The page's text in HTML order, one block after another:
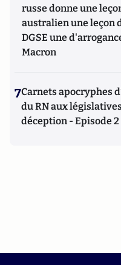
russe donne une
australien une leçon
DGSE une
Macron
7Carnets apocryphes
du RN aux
déception - Episode 2